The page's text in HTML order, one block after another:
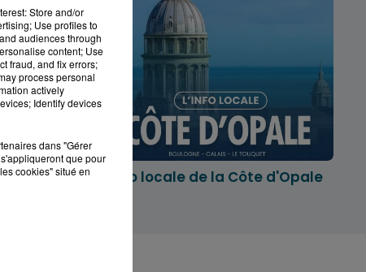
L'info locale de la Côte d'Opale
Store and/or
Use profiles to
audiences through
content; Use
fraud, and fix errors;
process personal
actively
Identify devices
dans "Gérer
que pour
cookies" situé en